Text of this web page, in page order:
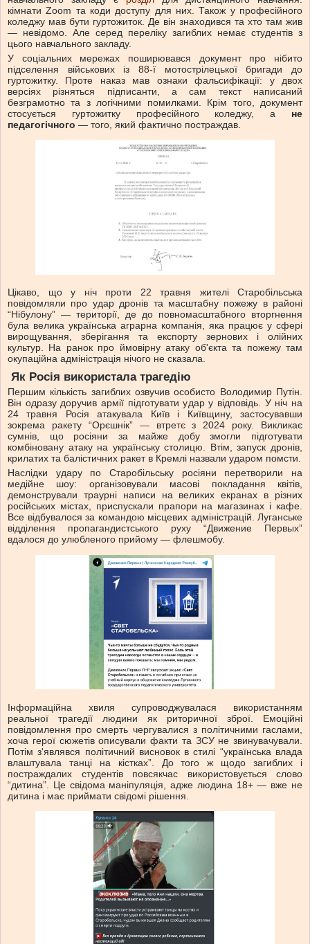
кімнати Zoom та коди доступу для них. Також у професійного
коледжу мав бути гуртожиток. Де він знаходився та хто там жив
— невідомо. Але серед переліку загиблих немає студентів з
цього навчального закладу.
У соціальних мережах поширювався документ про нібито
підселення військових із 88-ї мотострілецької бригади до
гуртожитку. Проте наказ мав ознаки фальсифікації: у двох
версіях різняться підписанти, а сам текст написаний
безграмотно та з логічними помилками. Крім того, документ
стосується гуртожитку професійного коледжу, а не
педагогічного — того, який фактично постраждав.
Цікаво, що у ніч проти 22 травня жителі Старобільська
повідомляли про удар дронів та масштабну пожежу в районі
“Нібулону” — території, де до повномасштабного вторгнення
була велика українська аграрна компанія, яка працює у сфері
вирощування, зберігання та експорту зернових і олійних
культур. На ранок про ймовірну атаку об'єкта та пожежу там
окупаційна адміністрація нічого не сказала.
Як Росія використала трагедію
Першим кількість загиблих озвучив особисто Володимир Путін.
Він одразу доручив армії підготувати удар у відповідь. У ніч на
24 травня Росія атакувала Київ і Київщину, застосувавши
зокрема ракету “Орєшнік” — втретє з 2024 року. Викликає
сумнів, що росіяни за майже добу змогли підготувати
комбіновану атаку на українську столицю. Втім, запуск дронів,
крилатих та балістичних ракет в Кремлі назвали ударом помсти.
Наслідки удару по Старобільську росіяни перетворили на
медійне шоу: організовували масові покладання квітів,
демонстрували траурні написи на великих екранах в різних
російських містах, приспускали прапори на магазинах і кафе.
Все відбувалося за командою місцевих адміністрацій. Луганське
відділення пропагандистського руху “Движение Первых”
вдалося до улюбленого прийому — флешмобу.
Інформаційна хвиля супроводжувалася використанням
реальної трагедії людини як риторичної зброї. Емоційні
повідомлення про смерть чергувалися з політичними гаслами,
хоча герої сюжетів описували факти та ЗСУ не звинувачували.
Потім з'являвся політичний висновок в стилі “українська влада
влаштувала танці на кістках”. До того ж щодо загиблих і
постраждалих студентів повсякчас використовується слово
“дитина”. Це свідома маніпуляція, адже людина 18+ — вже не
дитина і має приймати свідомі рішення.